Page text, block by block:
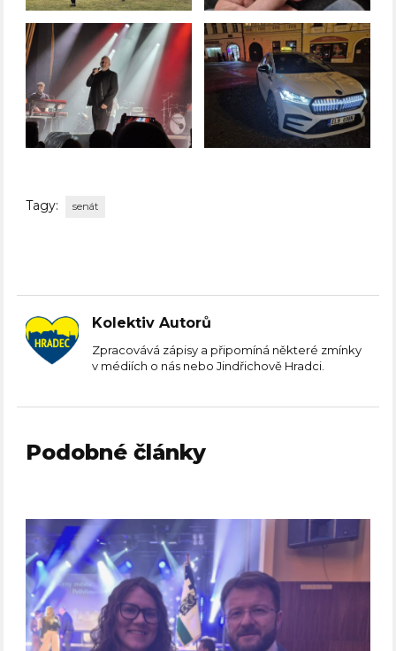
Tagy: senát
Kolektiv Autorů
Zpracovává zápisy a připomíná některé zmínky
v médiích o nás nebo Jindřichově Hradci.
Podobné články